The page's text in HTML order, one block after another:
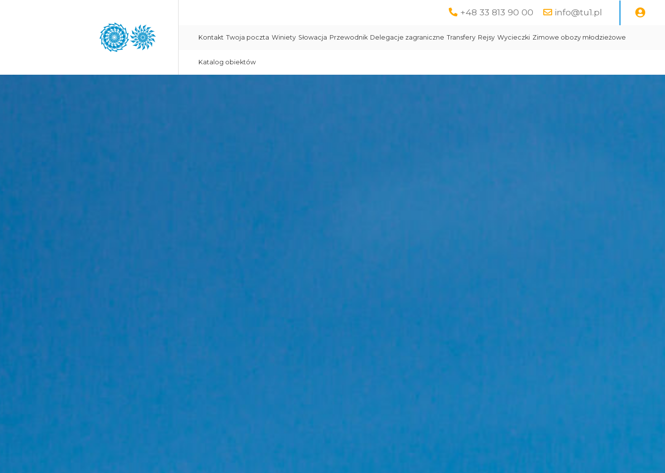
+48 33 813 90 00 info@tu1.pl
Kontakt Twoja poczta Winiety Słowacja Przewodnik Delegacje zagraniczne Transfery Rejsy Wycieczki Zimowe obozy młodzieżowe
Katalog obiektów